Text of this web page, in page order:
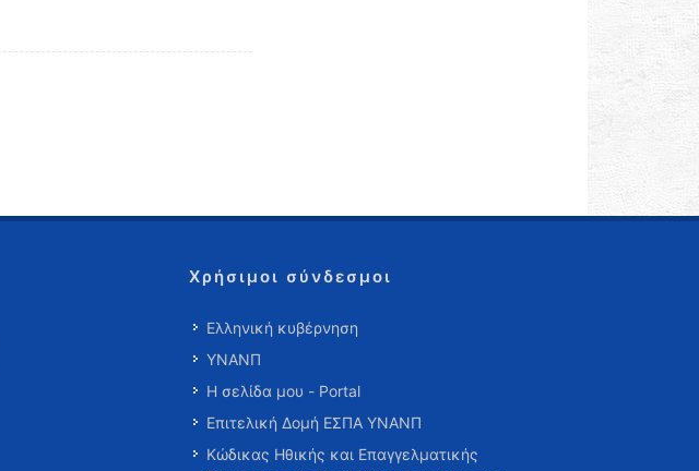
Χρήσιμοι σύνδεσμοι
Ελληνική κυβέρνηση
ΥΝΑΝΠ
Η σελίδα μου - Portal
Επιτελική Δομή ΕΣΠΑ ΥΝΑΝΠ
Κώδικας Ηθικής και Επαγγελματικής